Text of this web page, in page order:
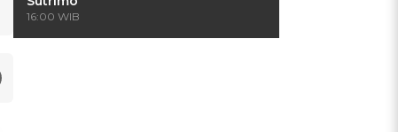
16:00 WIB